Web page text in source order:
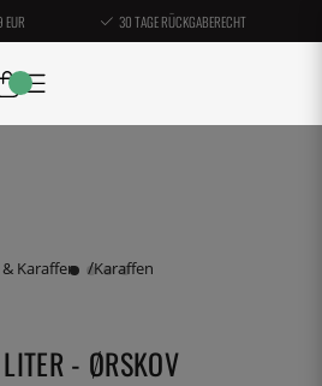
EUR 30 TAGE RÜCKGABERECHT
Karaffen Karaffen
- ØRSKOV